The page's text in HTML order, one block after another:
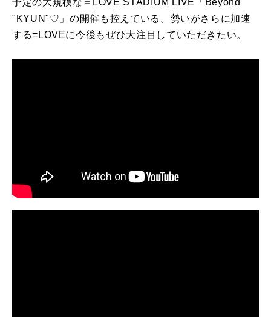
"KYUN"♡ 」の開催も控えている。勢いがさらに加速
する=LOVEに今後もぜひ大注目していただきたい。